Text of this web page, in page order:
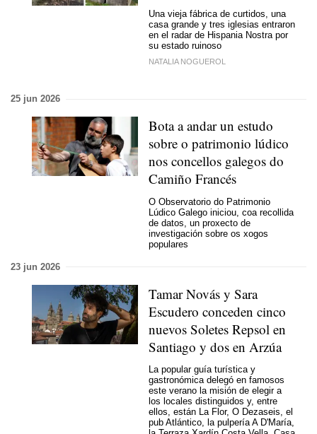
Una vieja fábrica de curtidos, una
casa grande y tres iglesias entraron
en el radar de Hispania Nostra por
su estado ruinoso
NATALIA NOGUEROL
25 jun 2026
Bota a andar un estudo
sobre o patrimonio lúdico
nos concellos galegos do
Camiño Francés
O Observatorio do Patrimonio
Lúdico Galego iniciou, coa recollida
de datos, un proxecto de
investigación sobre os xogos
populares
23 jun 2026
Tamar Novás y Sara
Escudero conceden cinco
nuevos Soletes Repsol en
Santiago y dos en Arzúa
La popular guía turística y
gastronómica delegó en famosos
este verano la misión de elegir a
los locales distinguidos y, entre
ellos, están La Flor, O Dezaseis, el
pub Atlántico, la pulpería A D'María,